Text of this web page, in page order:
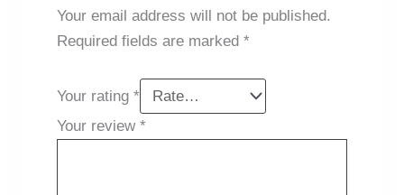
Your email address will not be published.
Required fields are marked *
Your rating *
Your review *